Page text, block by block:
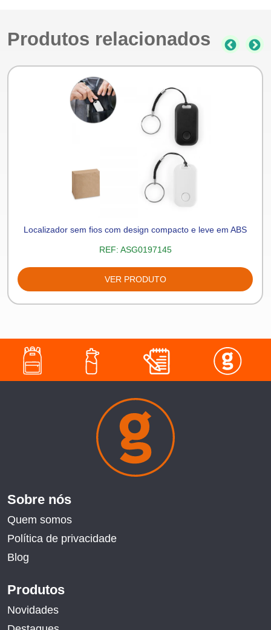
Produtos relacionados
Localizador sem fios com design compacto e leve em ABS
REF: ASG0197145
VER PRODUTO
Sobre nós
Quem somos
Política de privacidade
Blog
Produtos
Novidades